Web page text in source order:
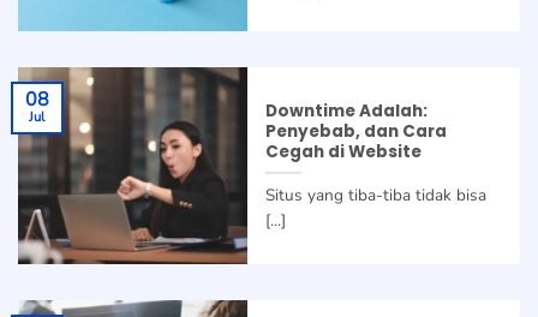
Downtime Adalah:
Penyebab, dan Cara
Cegah di Website
Situs yang tiba-tiba tidak bisa
[...]
08
Jul